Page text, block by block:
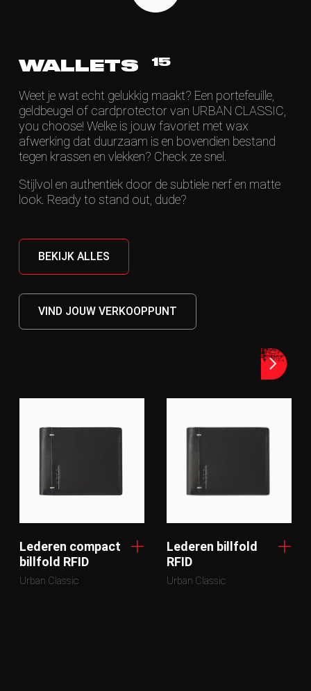
WALLETS 15
Weet je wat echt gelukkig maakt? Een portefeuille,
geldbeugel of cardprotector van URBAN CLASSIC,
you choose! Welke is jouw favoriet met wax
afwerking dat duurzaam is en bovendien bestand
tegen krassen en vlekken? Check ze snel.
Stijlvol en authentiek door de subtiele nerf en matte
look. Ready to stand out, dude?
BEKIJK ALLES
VIND JOUW VERKOOPPUNT
Lederen compact
billfold RFID
Urban Classic
Lederen billfold
RFID
Urban Classic